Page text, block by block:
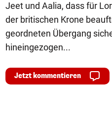
Jeet und Aalia, dass für
der britischen Krone
geordneten Übergang
hineingezogen...
Jetzt kommentieren